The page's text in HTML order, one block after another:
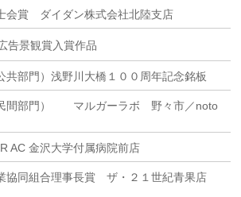
会賞 ダイダン株式会社北陸支店
告景観賞入賞作品
共部門）浅野川大橋１００周年記念銘板
間部門） マルガーラボ 野々市／noto
AC 金沢大学付属病院前店
協同組合理事長賞 ザ・２１世紀青果店